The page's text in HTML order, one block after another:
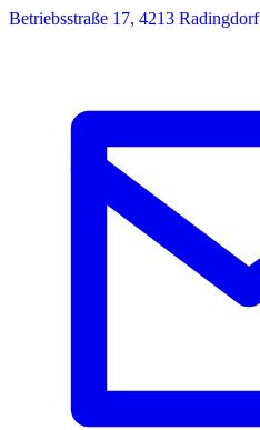
Betriebsstraße 17, 4213 Radingdorf